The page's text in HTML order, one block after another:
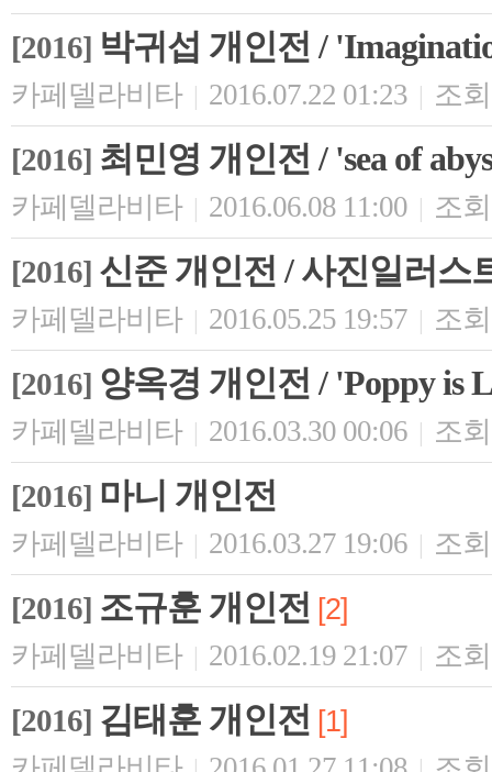
[2016] 박귀섭 개인전 /
카페델라비타 | 2016.07.22 01:23 | 조
[2016] 최민영 개인전 / 'sea of
카페델라비타 | 2016.06.08 11:00 | 조
[2016] 신준 개인전 / 사진일러스
카페델라비타 | 2016.05.25 19:57 | 조
[2016] 양옥경 개인전 / 'Poppy is
카페델라비타 | 2016.03.30 00:06 | 조
[2016] 마니 개인전
카페델라비타 | 2016.03.27 19:06 | 조
[2016] 조규훈 개인전 [2]
카페델라비타 | 2016.02.19 21:07 | 조
[2016] 김태훈 개인전 [1]